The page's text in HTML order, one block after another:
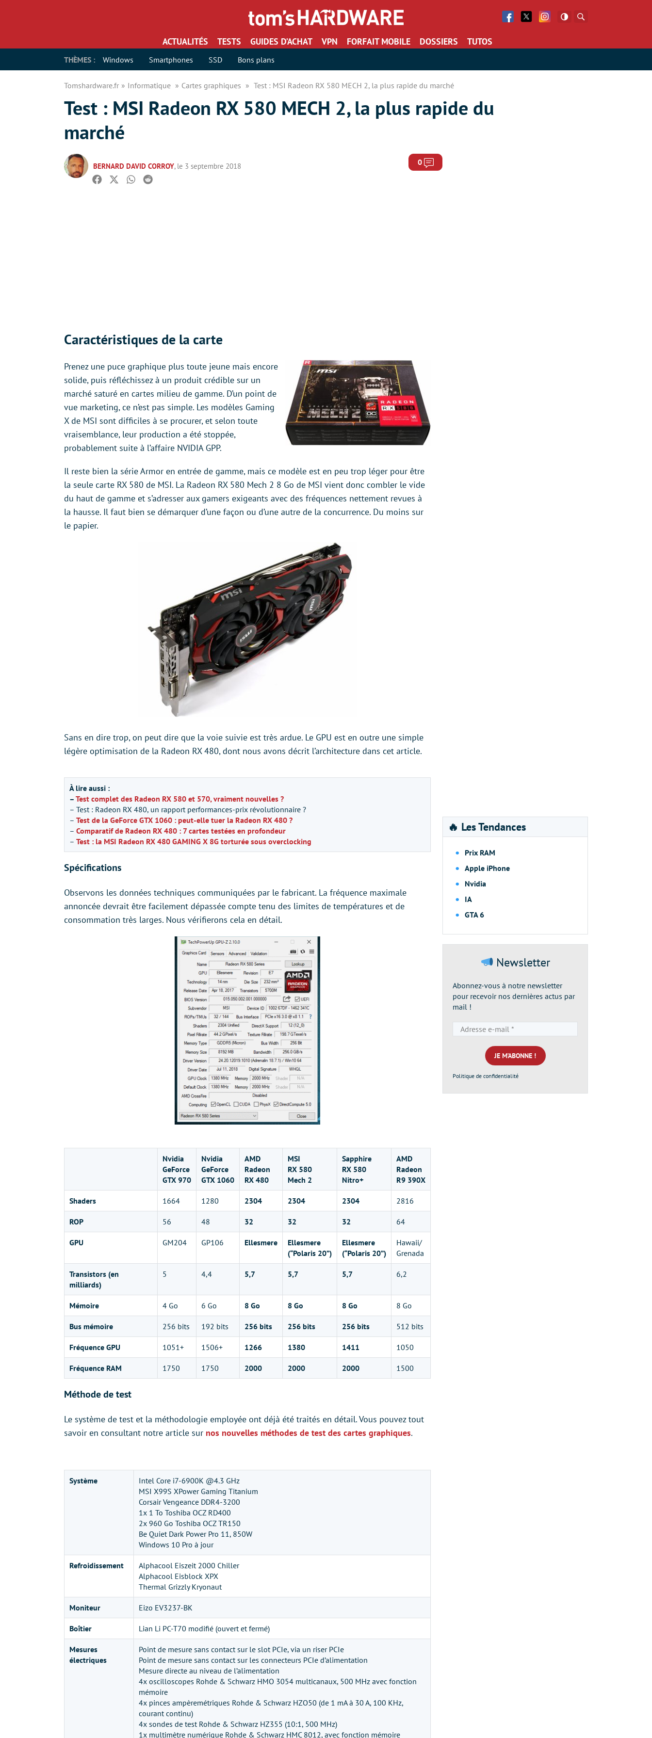
Facebook
Twitter Facebook
ACTUALITÉS TESTS GUIDES D’ACHAT VPN FORFAIT MOBILE DOSSIERS TUTOS
THÈMES : Windows Smartphones SSD Bons plans
Tomshardware.fr Informatique Cartes graphiques Test : MSI Radeon RX 580 MECH 2, la plus rapide du marché
Test : MSI Radeon RX 580 MECH 2, la plus rapide du
marché
BERNARD DAVID CORROY, le 3 septembre 2018 0 Commentaires
Facebook
TwitterWhatsapp
Reddit
Caractéristiques de la carte
Prenez une puce graphique plus toute jeune mais encore
solide, puis réfléchissez à un produit crédible sur un
marché saturé en cartes milieu de gamme. D’un point de
vue marketing, ce n’est pas simple. Les modèles Gaming
X de MSI sont difficiles à se procurer, et selon toute
vraisemblance, leur production a été stoppée,
probablement suite à l’affaire NVIDIA GPP.
Il reste bien la série Armor en entrée de gamme, mais ce modèle est en peu trop léger pour être
la seule carte RX 580 de MSI. La Radeon RX 580 Mech 2 8 Go de MSI vient donc combler le vide
du haut de gamme et s’adresser aux gamers exigeants avec des fréquences nettement revues à
la hausse. Il faut bien se démarquer d’une façon ou d’une autre de la concurrence. Du moins sur
le papier.
Sans en dire trop, on peut dire que la voie suivie est très ardue. Le GPU est en outre une simple
légère optimisation de la Radeon RX 480, dont nous avons décrit l’architecture dans cet article.
À lire aussi :
– Test complet des Radeon RX 580 et 570, vraiment nouvelles ?
– Test : Radeon RX 480, un rapport performances-prix révolutionnaire ?
– Test de la GeForce GTX 1060 : peut-elle tuer la Radeon RX 480 ?
– Comparatif de Radeon RX 480 : 7 cartes testées en profondeur
– Test : la MSI Radeon RX 480 GAMING X 8G torturée sous overclocking
Spécifications
Observons les données techniques communiquées par le fabricant. La fréquence maximale
annoncée devrait être facilement dépassée compte tenu des limites de températures et de
consommation très larges. Nous vérifierons cela en détail.
Nvidia
GeForce
GTX 970
Nvidia
GeForce
GTX 1060
AMD
Radeon
RX 480
MSI
RX 580
Mech 2
Sapphire
RX 580
Nitro+
AMD
Radeon
R9 390X
Shaders 1664 1280 2304 2304 2304 2816
ROP 56 48 32 32 32 64
GPU GM204 GP106 Ellesmere
Ellesmere
(“Polaris 20”)
Ellesmere
(“Polaris 20”)
Hawaii/
Grenada
Transistors (en
milliards)
5 4,4 5,7 5,7 5,7 6,2
Mémoire 4 Go 6 Go 8 Go 8 Go 8 Go 8 Go
Bus mémoire 256 bits 192 bits 256 bits 256 bits 256 bits 512 bits
Fréquence GPU 1051+ 1506+ 1266 1380 1411 1050
Fréquence RAM 1750 1750 2000 2000 2000 1500
Méthode de test
Le système de test et la méthodologie employée ont déjà été traités en détail. Vous pouvez tout
savoir en consultant notre article sur nos nouvelles méthodes de test des cartes graphiques.
Système
Intel Core i7-6900K @4.3 GHz
MSI X99S XPower Gaming Titanium
Corsair Vengeance DDR4-3200
1x 1 To Toshiba OCZ RD400
2x 960 Go Toshiba OCZ TR150
Be Quiet Dark Power Pro 11, 850W
Windows 10 Pro à jour
Refroidissement
Alphacool Eiszeit 2000 Chiller
Alphacool Eisblock XPX
Thermal Grizzly Kryonaut
Moniteur Eizo EV3237-BK
Boîtier Lian Li PC-T70 modifié (ouvert et fermé)
Mesures
électriques
Point de mesure sans contact sur le slot PCIe, via un riser PCIe
Point de mesure sans contact sur les connecteurs PCIe d’alimentation
Mesure directe au niveau de l’alimentation
4x oscilloscopes Rohde & Schwarz HMO 3054 multicanaux, 500 MHz avec fonction
mémoire
4x pinces ampèremétriques Rohde & Schwarz HZO50 (de 1 mA à 30 A, 100 KHz,
courant continu)
4x sondes de test Rohde & Schwarz HZ355 (10:1, 500 MHz)
1x multimètre numérique Rohde & Schwarz HMC 8012, avec fonction mémoire
🔥 Les Tendances
Prix RAM
Apple iPhone
Nvidia
IA
GTA 6
Newsletter
Abonnez-vous à notre newsletter
pour recevoir nos dernières actus par
mail !
e-
mail
*
Politique de confidentialité